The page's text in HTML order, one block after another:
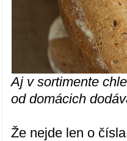
Aj v sortimente
od domácich
Že nejde len o